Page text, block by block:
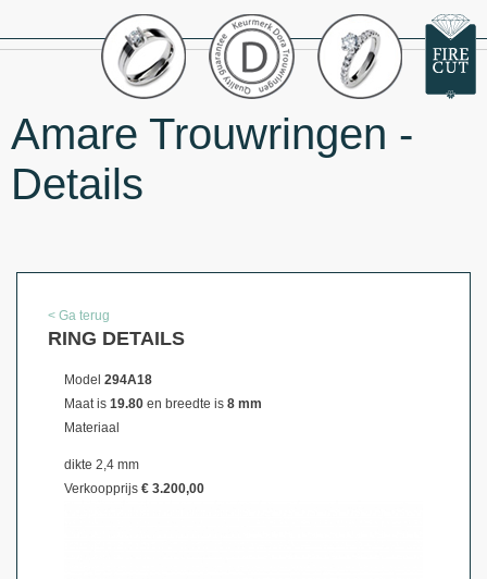
Amare Trouwringen -
Details
< Ga terug
RING DETAILS
Model 294A18
Maat is 19.80 en breedte is 8 mm
Materiaal
dikte 2,4 mm
Verkoopprijs € 3.200,00